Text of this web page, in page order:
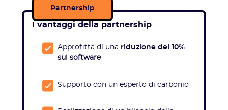
I vantaggi della partnership
Approfitta di una riduzione del 10%
sul software
Supporto con un esperto di carbonio
Partnership